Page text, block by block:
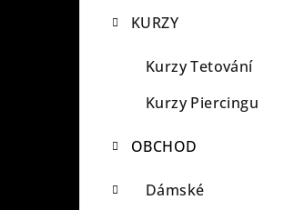
KURZY
Kurzy Tetování
Kurzy Piercingu
OBCHOD
Dámské